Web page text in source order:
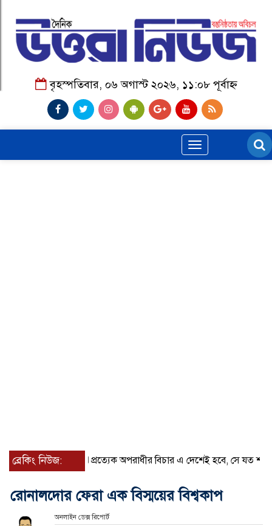
বৃহস্পতিবার, ০৬ অগাস্ট ২০২৬, ১১:০৮ পূর্বাহ্ন
Toggle
navigation
ব্রেকিং নিউজ: প্রত্যেক অপরাধীর বিচার এ দেশেই হবে, সে যত
রোনালদোর ফেরা এক বিস্ময়ের বিশ্বকাপ
অনলাইন ডেক্স রিপোর্ট